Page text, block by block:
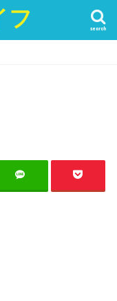
フ search